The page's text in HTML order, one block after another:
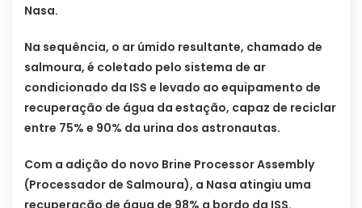
Nasa.
Na sequência, o ar úmido resultante, chamado de
salmoura, é coletado pelo sistema de ar
condicionado da ISS e levado ao equipamento de
recuperação de água da estação, capaz de reciclar
entre 75% e 90% da urina dos astronautas.
Com a adição do novo Brine Processor Assembly
(Processador de Salmoura), a Nasa atingiu uma